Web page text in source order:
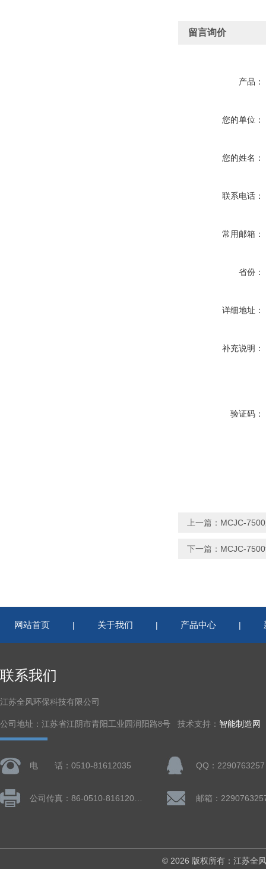
留言询价
产品：
您的单位：
您的姓名：
联系电话：
常用邮箱：
省份：
详细地址：
补充说明：
验证码：
上一篇： MCJC-
下一篇： MCJC-
网站首页 | 关于我们 | 产品中心 |
联系我们
江苏全风环保科技有限公司
公司地址：江苏省江阴市青阳工业园润阳路8号 技术支持： 智能制造网
电 话：0510-81612035 QQ：2290763257
邮箱：
© 2026 版权所有：江苏全